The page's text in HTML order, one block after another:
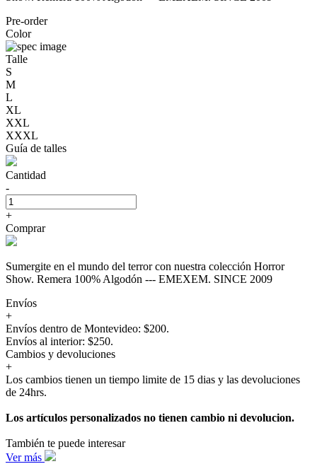
Pre-order
Color
Talle
S
M
L
XL
XXL
XXXL
Guía de talles
Cantidad
-
+
Comprar
Sumergite en el mundo del terror con nuestra colección Horror
Show. Remera 100% Algodón --- EMEXEM. SINCE 2009
Envíos
+
Envíos dentro de Montevideo: $200.
Envíos al interior: $250.
Cambios y devoluciones
+
Los cambios tienen un tiempo limite de 15 dias y las devoluciones
de 24hrs.
Los artículos personalizados no tienen cambio ni devolucion.
También te puede interesar
Ver más